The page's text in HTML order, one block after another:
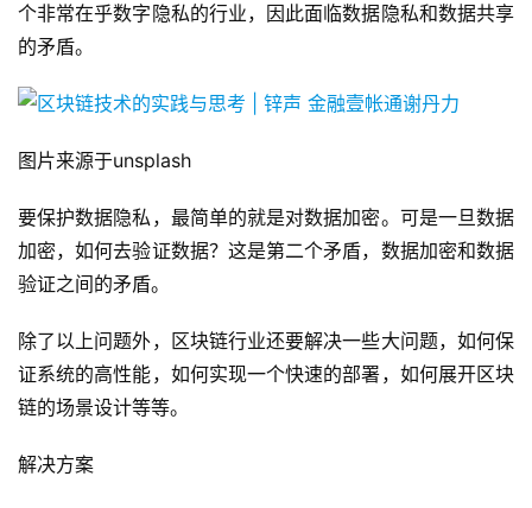
个非常在乎数字隐私的行业，因此面临数据隐私和数据共享
的矛盾。
图片来源于unsplash
要保护数据隐私，最简单的就是对数据加密。可是一旦数据
加密，如何去验证数据？这是第二个矛盾，数据加密和数据
验证之间的矛盾。
除了以上问题外，区块链行业还要解决一些大问题，如何保
证系统的高性能，如何实现一个快速的部署，如何展开区块
链的场景设计等等。
解决方案